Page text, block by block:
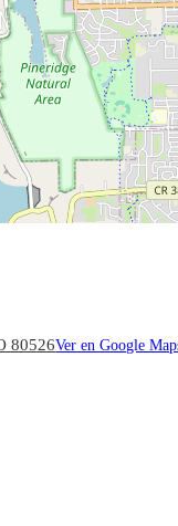
80526Ver en Google